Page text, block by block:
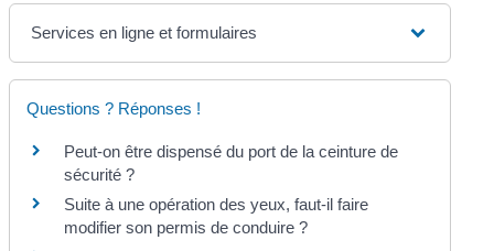
Services en ligne et formulaires
Questions ? Réponses !
Peut-on être dispensé du port de la ceinture de
sécurité ?
Suite à une opération des yeux, faut-il faire
modifier son permis de conduire ?